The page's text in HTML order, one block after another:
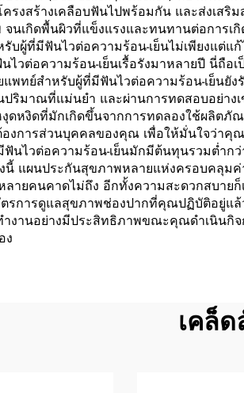
รงสร้างเคลือบฟันไปพร้อมกัน และส่งเส
นเกิดพื้นผิวที่แข็งแรงและทนทานต่อการ
บผู้ที่มีฟันไวต่อความร้อน-เย็นไม่เพียงแ
วต่อความร้อน-เย็นเรื้อรังมาหลายปี นี่ถื
พทย์สำหรับผู้ที่มีฟันไวต่อความร้อน-เย็น
มาณที่แม่นยำ และผ่านการทดสอบอย่าง
ดหงิดที่มักเกิดขึ้นจากการทดลองใช้ผลิต
งการส่วนบุคคลของคุณ เพื่อให้มั่นใจว่า
นไวต่อความร้อน-เย็นมักมีต้นทุนรวมต่ำก
งนี้ แผนประกันสุขภาพหลายแห่งครอบคลุ
ลายคนคาดไม่ถึง อีกทั้งความสะดวกสบา
ตรการดูแลสุขภาพช่องปากที่คุณปฏิบัติอยู่
งานอย่างมีประสิทธิภาพขณะคุณดำเนิน
ง
เคล็